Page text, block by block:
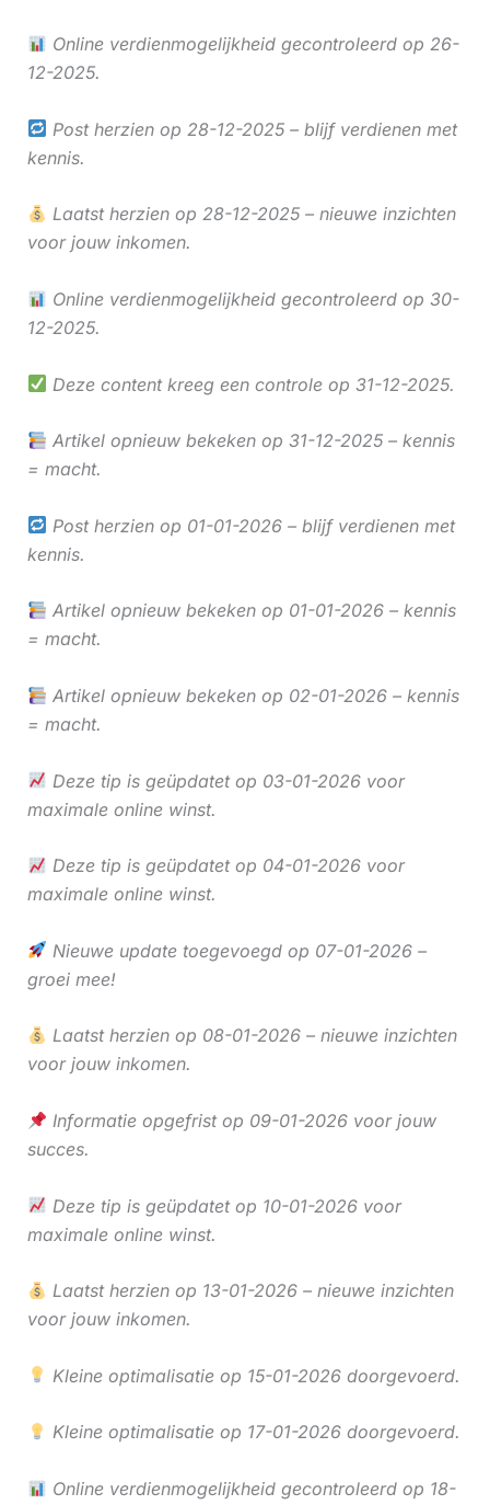
Online verdienmogelijkheid gecontroleerd op 26-
12-2025.
Post herzien op 28-12-2025 – blijf verdienen met
kennis.
Laatst herzien op 28-12-2025 – nieuwe inzichten
voor jouw inkomen.
Online verdienmogelijkheid gecontroleerd op 30-
12-2025.
Deze content kreeg een controle op 31-12-2025.
Artikel opnieuw bekeken op 31-12-2025 – kennis
= macht.
Post herzien op 01-01-2026 – blijf verdienen met
kennis.
Artikel opnieuw bekeken op 01-01-2026 – kennis
= macht.
Artikel opnieuw bekeken op 02-01-2026 – kennis
= macht.
Deze tip is geüpdatet op 03-01-2026 voor
maximale online winst.
Deze tip is geüpdatet op 04-01-2026 voor
maximale online winst.
Nieuwe update toegevoegd op 07-01-2026 –
groei mee!
Laatst herzien op 08-01-2026 – nieuwe inzichten
voor jouw inkomen.
Informatie opgefrist op 09-01-2026 voor jouw
succes.
Deze tip is geüpdatet op 10-01-2026 voor
maximale online winst.
Laatst herzien op 13-01-2026 – nieuwe inzichten
voor jouw inkomen.
Kleine optimalisatie op 15-01-2026 doorgevoerd.
Kleine optimalisatie op 17-01-2026 doorgevoerd.
Online verdienmogelijkheid gecontroleerd op 18-